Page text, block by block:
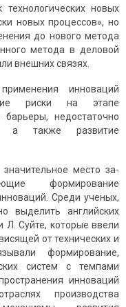
новых
новых процессов», но
до нового метода
метода в деловой
внешних связях.
инноваций
риски на этапе
недостаточно
а также развитие
место за­
формирование
Среди ученых,
выделить английских
Суйте, которые ввели
от технических и
формирование,
систем с темпами
иннова­ций
производства